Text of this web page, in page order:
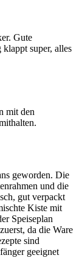
Gute
super, alles
mit den
geworden. Die
und die
gut verpackt
Kiste mit
Speiseplan
da die Ware
sind
geeignet